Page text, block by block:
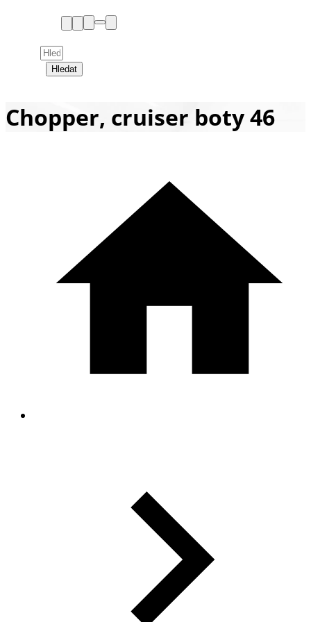
Hledat
Chopper, cruiser boty 46